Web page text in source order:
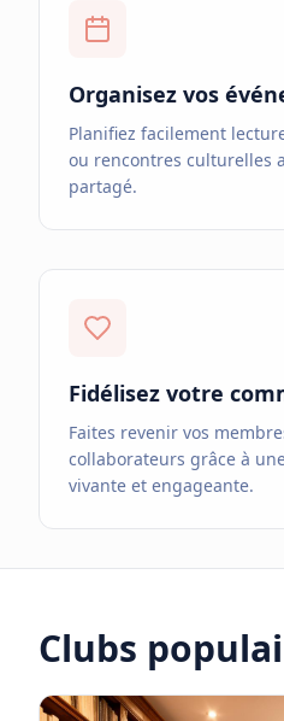
Organisez vos
Planifiez facilement
ou rencontres culturelles
partagé.
Fidélisez votre
Faites revenir vos
collaborateurs grâce à
vivante et engageante.
Clubs